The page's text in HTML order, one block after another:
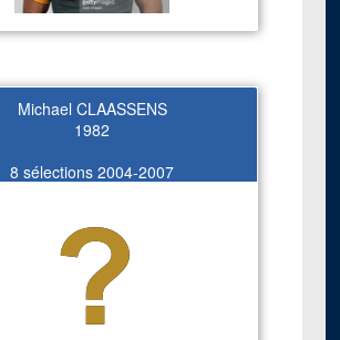
Michael CLAASSENS
1982
8 sélections 2004-2007